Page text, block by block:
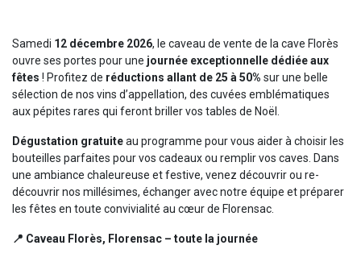
Samedi 12 décembre 2026, le caveau de vente de la cave Florès
ouvre ses portes pour une journée exceptionnelle dédiée aux
fêtes ! Profitez de réductions allant de 25 à 50% sur une belle
sélection de nos vins d’appellation, des cuvées emblématiques
aux pépites rares qui feront briller vos tables de Noël.
Dégustation gratuiteau programme pour vous aider à choisir les
bouteilles parfaites pour vos cadeaux ou remplir vos caves. Dans
une ambiance chaleureuse et festive, venez découvrir ou re-
découvrir nos millésimes, échanger avec notre équipe et préparer
les fêtes en toute convivialité au cœur de Florensac.
📍 Caveau Florès, Florensac – toute la journée